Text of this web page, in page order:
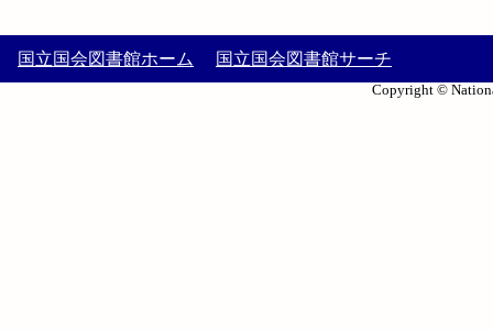
国立国会図書館ホーム 国立国会図書館サーチ
Copyright ©